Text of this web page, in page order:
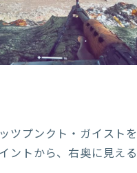
ツプンクト・ガイスト
ントから、右奥に見え